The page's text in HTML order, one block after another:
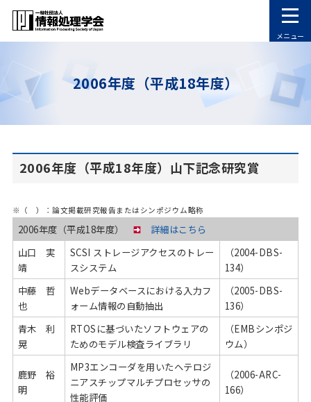
メニュー
2006年度（平成18年度）
2006年度（平成18年度）山下記念研究賞
※（ ）：論文掲載研究報告またはシンポジウム略称
2006年度（平成18年度）
詳細はこちら
山口 実
靖
SCSI ストレージアクセスのトレー
スシステム
（2004-DBS-
134）
中藤 哲
也
Webデータベースにおける入力フ
ォーム情報の自動抽出
（2005-DBS-
136）
青木 利
晃
RTOSに基づいたソフトウェアの
ためのモデル検査ライブラリ
（EMBシンポジ
ウム）
鹿野 裕
明
MP3エンコーダを用いたヘテロジ
ニアスチップマルチプロセッサの
性能評価
（2006-ARC-
166）